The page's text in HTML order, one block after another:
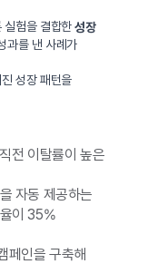
실험을 결합한성장
과를 낸 사례가
성장 패턴을
전 이탈률이 높은
자동 제공하는
이 35%
페인을 구축해